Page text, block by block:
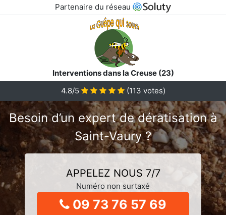
Partenaire du réseau
Interventions dans la Creuse (23)
4.8/5
(113 votes)
Besoin d’un expert de dératisation à
Saint-Vaury ?
APPELEZ NOUS 7/7
Numéro non surtaxé
09 73 76 57 69